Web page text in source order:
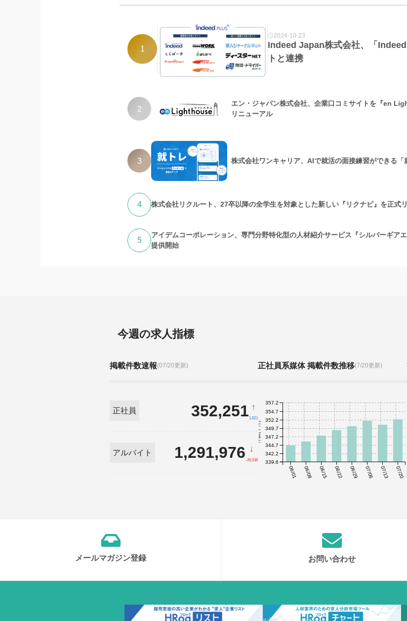
1
2024-10-23
Indeed Japan株式会社、「
トと連携
2
エン・ジャパン株式会社、企業口コミサイトを『en
リニューアル
3 株式会社ワンキャリア、AIで就活の面接練習ができる「
4 株式会社リクルート、27卒以降の全学生を対象とした新しい『リクナビ』を正式
5
アイデムコーポレーション、専門分野特化型の人材紹介サービス『シルバーギア
提供開始
今週の求人指標
掲載件数速報(07/20更新)
正社員 352,251 ↑
1,621
アルバイト 1,291,976 ↓
-26,536
正社員系媒体 掲載件数推移(7/20更新)
06/01 06/08 06/15 06/22 06/29 07/06 07/13 07/20
件数(千件)
339.6
342.2
344.7
347.2
349.7
352.2
354.7
357.2
メールマガジン登録 お問い合わせ